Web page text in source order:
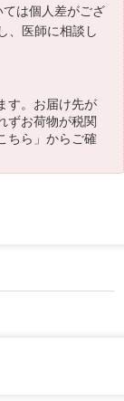
は個人差がござ
、医師に相談し
す。お届け先が
ずお荷物が税関
ちら 」からご確